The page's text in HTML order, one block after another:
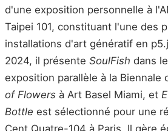
d'une exposition personnelle à
Taipei 101, constituant l'une des
installations d'art génératif en
2024, il présente SoulFish dans
exposition parallèle à la Biennale
of Flowers à Art Basel Miami, et
Bottle est sélectionné pour une
Cent Quatre-104 à Paris. Il gère